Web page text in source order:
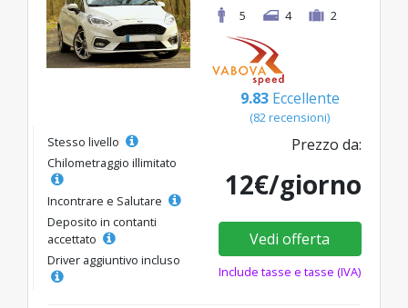
5
4 2
9.83 Eccellente
(82 recensioni)
Stesso livello
Chilometraggio illimitato
Incontrare e Salutare
Deposito in contanti
accettato
Driver aggiuntivo incluso
Prezzo da:
12€/giorno
Vedi offerta
Include tasse e tasse (IVA)